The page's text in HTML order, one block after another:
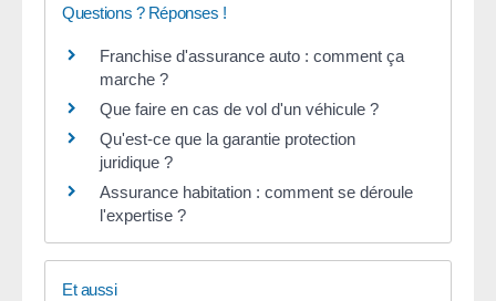
Questions ? Réponses !
Franchise d'assurance auto : comment ça
marche ?
Que faire en cas de vol d'un véhicule ?
Qu'est-ce que la garantie protection
juridique ?
Assurance habitation : comment se déroule
l'expertise ?
Et aussi